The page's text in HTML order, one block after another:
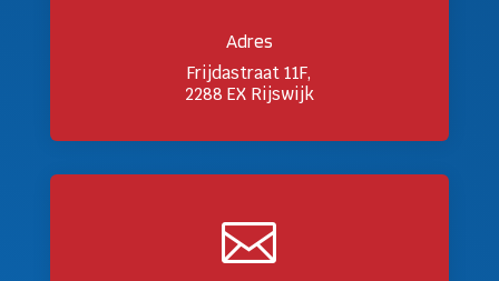
Adres
Frijdastraat 11F,
2288 EX Rijswijk
